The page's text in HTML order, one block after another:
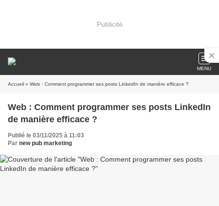
Publicité
MENU
Accueil » Web : Comment programmer ses posts LinkedIn de manière efficace ?
Web : Comment programmer ses posts LinkedIn
de manière efficace ?
Publié le 03/11/2025 à 11:03
Par new pub marketing